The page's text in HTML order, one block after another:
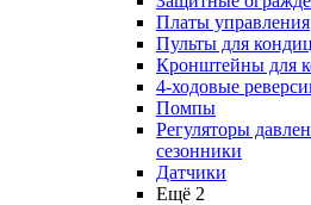
Платы управления
Пульты для
Кронштейны для
4-ходовые
Помпы
Регуляторы
сезонники
Датчики
Ещё 2